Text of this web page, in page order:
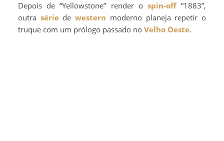
Depois de “Yellowstone” render o spin-off“1883”,
outra sériedewestern moderno planeja repetir o
truque com um prólogo passado no Velho Oeste.